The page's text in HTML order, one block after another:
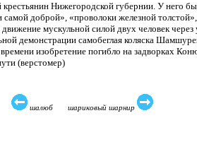
Нижегородской губернии. У него
самой доброй», «проволоки железной
мускульной силой двух человек
демонстрации самобеглая коляска
изобретение погибло на задворках
(верстомер)
шалюб шариковый шарнир